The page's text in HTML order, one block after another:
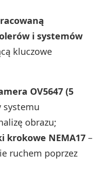
i systemów
kluczowe
OV5647 (5
systemu
obrazu;
krokowe NEMA17 –
ruchem poprzez